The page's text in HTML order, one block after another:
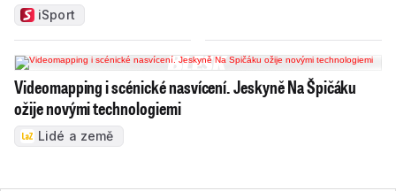
iSport
Videomapping i scénické nasvícení. Jeskyně Na Špičáku
ožije novými technologiemi
Lidé a země